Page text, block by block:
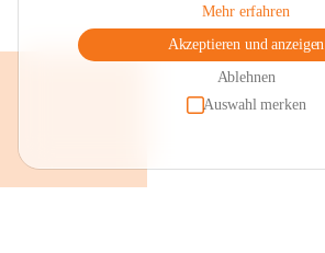
Mehr erfahren
Akzeptieren und anzeigen
Ablehnen
Auswahl merken